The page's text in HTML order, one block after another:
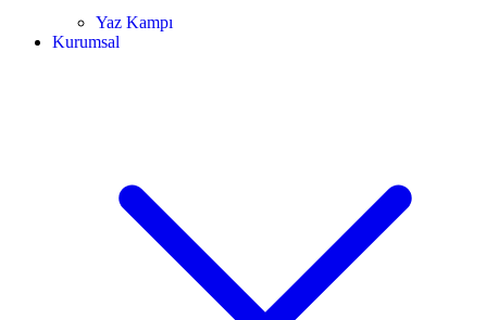
Yaz Kampı
Kurumsal